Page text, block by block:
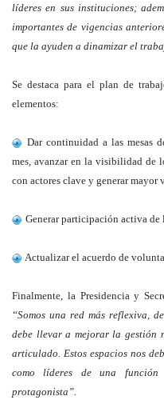
líderes en sus instituciones;
importantes de vigencias
que la ayuden a dinamizar el
Se destaca para el plan de
elementos:
Dar continuidad a las mesas
mes, avanzar en la visibilidad de
con actores clave y generar mayor
Generar participación activa de
Actualizar el acuerdo de
Finalmente, la Presidencia y
“Somos una red más reflexiva,
debe llevar a mejorar la gestión
articulado. Estos espacios nos
como líderes de una función
protagonista”.